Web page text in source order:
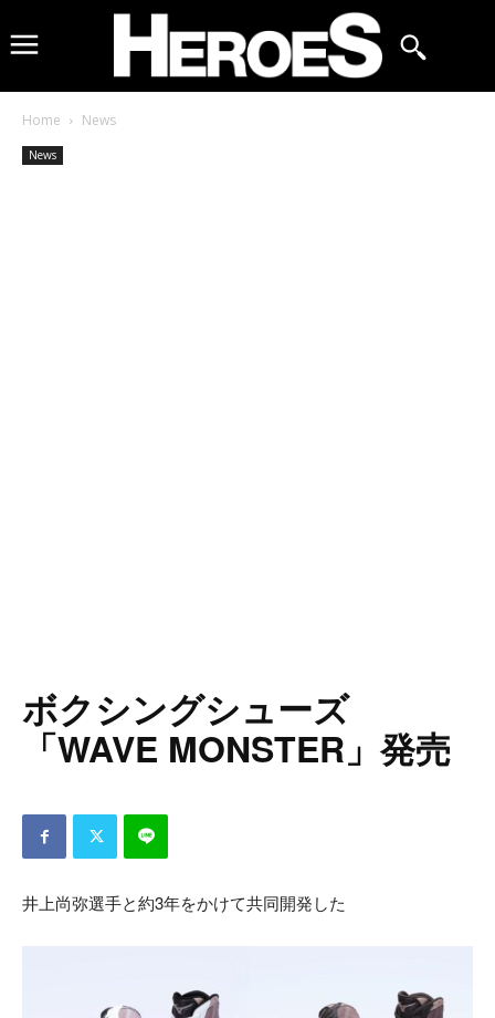
Home News
News
ボクシングシューズ
「WAVE MONSTER」発売
井上尚弥選手と約3年をかけて共同開発した